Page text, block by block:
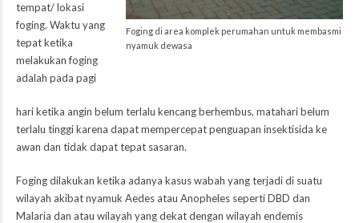
Foging di area komplek perumahan untuk membasmi
nyamuk dewasa
tempat/ lokasi
foging. Waktu yang
tepat ketika
melakukan foging
adalah pada pagi
hari ketika angin belum terlalu kencang berhembus, matahari belum
terlalu tinggi karena dapat mempercepat penguapan insektisida ke
awan dan tidak dapat tepat sasaran.
Foging dilakukan ketika adanya kasus wabah yang terjadi di suatu
wilayah akibat nyamuk Aedes atau Anopheles seperti DBD dan
Malaria dan atau wilayah yang dekat dengan wilayah endemis